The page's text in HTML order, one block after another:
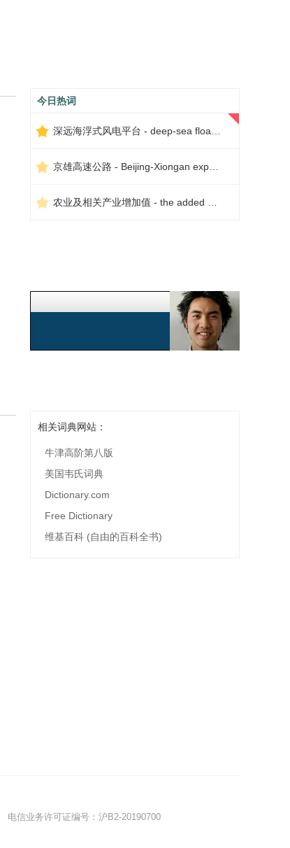
今日热词
相关词典网站：
牛津高阶第八版
美国韦氏词典
Dictionary.com
Free Dictionary
维基百科 (自由的百科全书)
电信业务许可证编号：沪B2-20190700